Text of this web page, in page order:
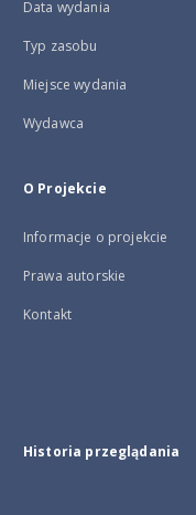
Data wydania
Typ zasobu
Miejsce wydania
Wydawca
O Projekcie
Informacje o projekcie
Prawa autorskie
Kontakt
Historia przeglądania